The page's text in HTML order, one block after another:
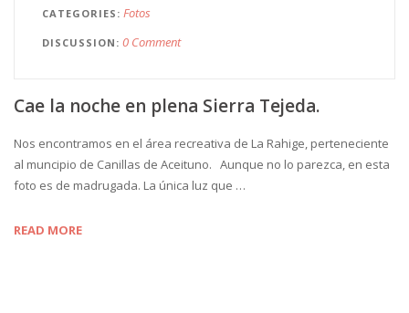
CATEGORIES Fotos
DISCUSSION 0 Comment
Cae la noche en plena Sierra Tejeda.
Nos encontramos en el área recreativa de La Rahige, perteneciente
al muncipio de Canillas de Aceituno. Aunque no lo parezca, en esta
foto es de madrugada. La única luz que …
READ MORE